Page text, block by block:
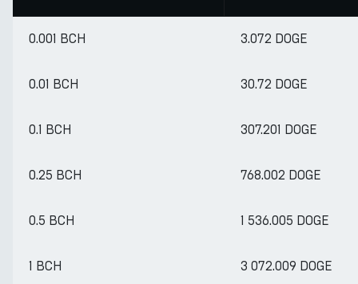
0.001 BCH 3.072 DOGE
0.01 BCH 30.72 DOGE
0.1 BCH 307.201 DOGE
0.25 BCH 768.002 DOGE
0.5 BCH 1 536.005 DOGE
1 BCH 3 072.009 DOGE